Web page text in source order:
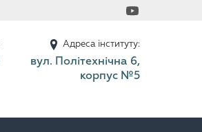
Адреса інституту:
вул. Політехнічна 6,
корпус №5